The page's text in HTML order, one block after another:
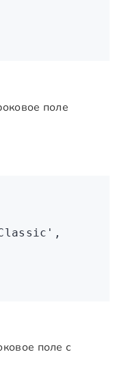
поле
,
поле с